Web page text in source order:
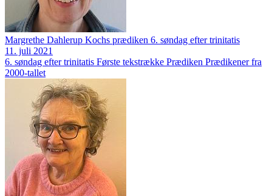
Margrethe Dahlerup Kochs prædiken 6. søndag efter trinitatis
11. juli 2021
6. søndag efter trinitatis Første tekstrække Prædiken Prædikener fra
2000-tallet